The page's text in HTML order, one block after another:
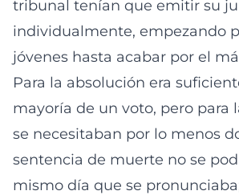
tribunal tenían que emitir su
individualmente, empezando
jóvenes hasta acabar por el
Para la absolución era
mayoría de un voto, pero para
se necesitaban por lo menos
sentencia de muerte no se
mismo día que se